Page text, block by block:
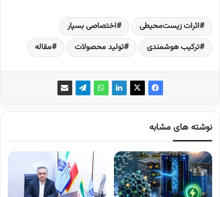
اثرات زیست‌محیطی
اختصاصی بسپار
ترکیب هوشمندی
تولید محصولات مقاله
نوشته های مشابه